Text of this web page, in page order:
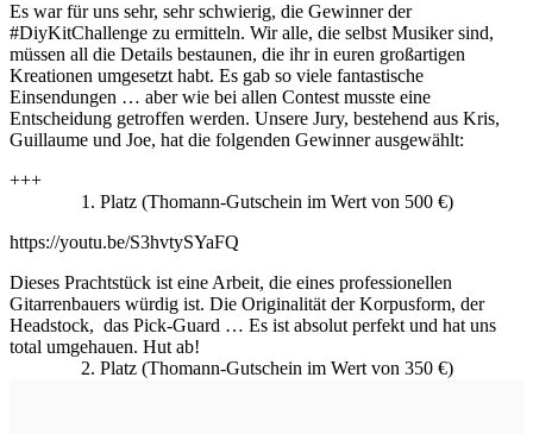
Es war für uns sehr, sehr schwierig, die Gewinner der
#DiyKitChallenge zu ermitteln. Wir alle, die selbst Musiker sind,
müssen all die Details bestaunen, die ihr in euren großartigen
Kreationen umgesetzt habt. Es gab so viele fantastische
Einsendungen … aber wie bei allen Contest musste eine
Entscheidung getroffen werden. Unsere Jury, bestehend aus Kris,
Guillaume und Joe, hat die folgenden Gewinner ausgewählt:
+++
1. Platz (Thomann-Gutschein im Wert von 500 €)
https://youtu.be/S3hvtySYaFQ
Dieses Prachtstück ist eine Arbeit, die eines professionellen
Gitarrenbauers würdig ist. Die Originalität der Korpusform, der
Headstock, das Pick-Guard … Es ist absolut perfekt und hat uns
total umgehauen. Hut ab!
2. Platz (Thomann-Gutschein im Wert von 350 €)